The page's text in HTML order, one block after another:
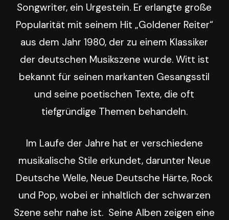
Songwriter, ein Urgestein. Er erlangte große
Popularität mit seinem Hit „Goldener Reiter“
aus dem Jahr 1980, der zu einem Klassiker
der deutschen Musikszene wurde. Witt ist
bekannt für seinen markanten Gesangsstil
und seine poetischen Texte, die oft
tiefgründige Themen behandeln.
Im Laufe der Jahre hat er verschiedene
musikalische Stile erkundet, darunter Neue
Deutsche Welle, Neue Deutsche Härte, Rock
und Pop, wobei er inhaltlich der schwarzen
Szene sehr nahe ist. Seine Alben zeigen eine